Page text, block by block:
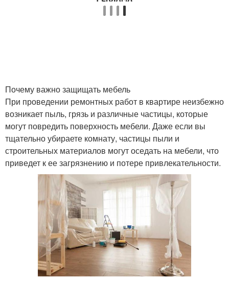
Почему важно защищать мебель
При проведении ремонтных работ в квартире неизбежно
возникает пыль, грязь и различные частицы, которые
могут повредить поверхность мебели. Даже если вы
тщательно убираете комнату, частицы пыли и
строительных материалов могут оседать на мебели, что
приведет к ее загрязнению и потере привлекательности.